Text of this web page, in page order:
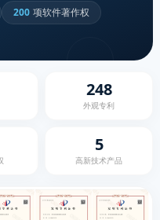
200 项软件著作权
248
外观专利
5
高新技术产品